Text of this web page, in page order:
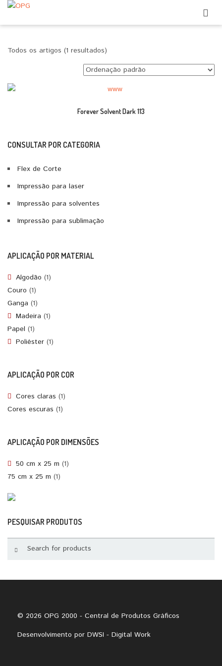
Todos os artigos (1 resultados)
Forever Solvent Dark 113
CONSULTAR POR CATEGORIA
Flex de Corte
Impressão para laser
Impressão para solventes
Impressão para sublimação
APLICAÇÃO POR MATERIAL
Algodão (1)
Couro (1)
Ganga (1)
Madeira (1)
Papel (1)
Poliéster (1)
APLICAÇÃO POR COR
Cores claras (1)
Cores escuras (1)
APLICAÇÃO POR DIMENSÕES
50 cm x 25 m (1)
75 cm x 25 m (1)
PESQUISAR PRODUTOS
© 2026 OPG 2000 - Central de Produtos Gráficos
Desenvolvimento por DWSI - Digital Work